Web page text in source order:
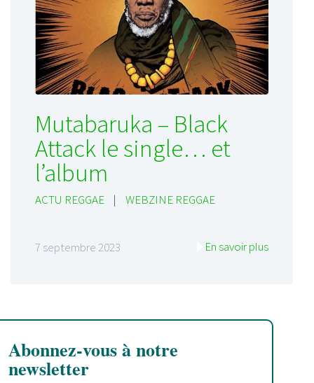
Mutabaruka – Black
Attack le single… et
l’album
ACTU REGGAE | WEBZINE REGGAE
7 septembre 2023 En savoir plus
Abonnez-vous à notre
newsletter